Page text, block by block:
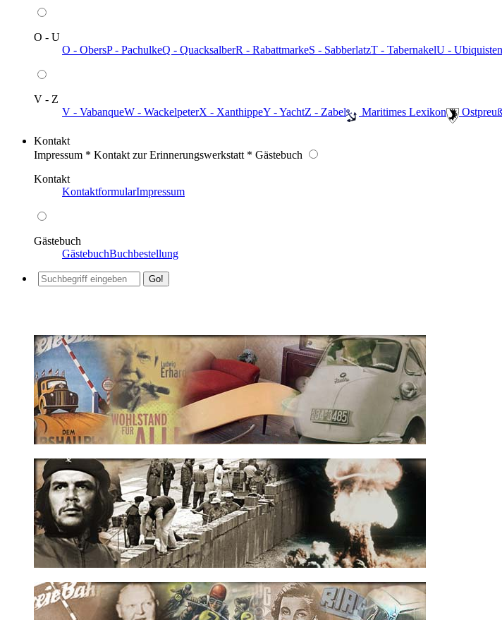
O - U
O - ObersP - PachulkeQ - QuacksalberR - RabattmarkeS - SabberlatzT - TabernakelU - Ubiquisten
V - Z
V - VabanqueW - WackelpeterX - XanthippeY - YachtZ - Zabel ️ Maritimes Lexikon
Kontakt
Impressum * Kontakt zur Erinnerungswerkstatt * Gästebuch
Kontakt
KontaktformularImpressum
Gästebuch
GästebuchBuchbestellung